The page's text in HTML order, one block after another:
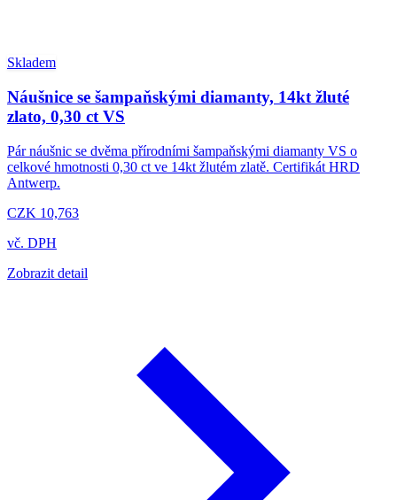
Skladem
Náušnice se šampaňskými diamanty, 14kt žluté
zlato, 0,30 ct VS
Pár náušnic se dvěma přírodními šampaňskými diamanty VS o
celkové hmotnosti 0,30 ct ve 14kt žlutém zlatě. Certifikát HRD
Antwerp.
CZK 10,763
vč. DPH
Zobrazit detail